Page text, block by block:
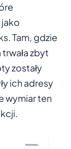
Tam, gdzie
zbyt
zostały
ich adresy
wymiar ten